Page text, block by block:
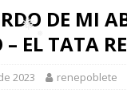
❅
❅
DE MI
EL TATA
2023 renepoblete